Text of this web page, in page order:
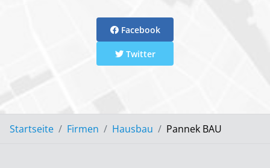
Facebook
Twitter
Startseite Firmen Hausbau Pannek BAU